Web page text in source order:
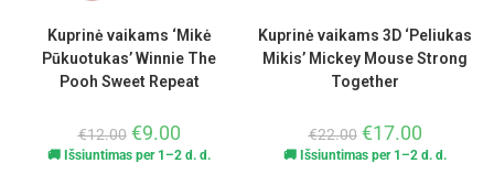
Kuprinė vaikams ‘Mikė
Pūkuotukas’ Winnie The
Pooh Sweet Repeat
€12.00 €9.00
🚚 Išsiuntimas per 1–2 d. d.
Kuprinė vaikams 3D ‘Peliukas
Mikis’ Mickey Mouse Strong
Together
€22.00 €17.00
🚚 Išsiuntimas per 1–2 d. d.